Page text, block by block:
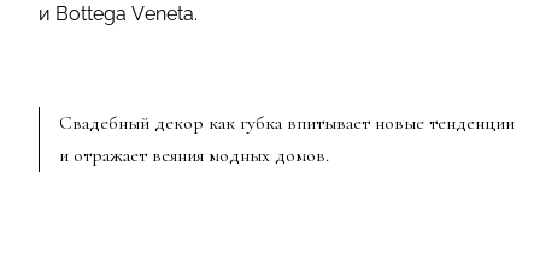
и Bottega Veneta.
Свадебный декор как губка впитывает новые тенденции
и отражает веяния модных домов.